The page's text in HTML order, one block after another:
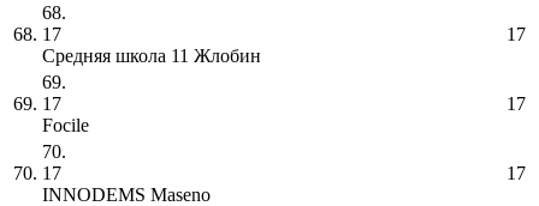
68.
68.
17
Средняя школа 11 Жлобин
17
69.
69.
17
Focile
17
70.
70.
17
INNODEMS Maseno
17